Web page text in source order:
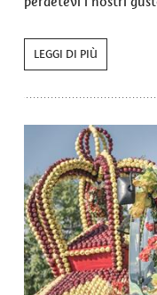
LEGGI DI PIÙ